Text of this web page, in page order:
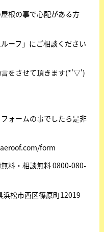
根の事で心配がある方
ーフ」にご相談ください
言をさせて頂きます(*'▽')
ォームの事でしたら是非
form
料・相談無料 0800-080-
松市西区篠原町12019